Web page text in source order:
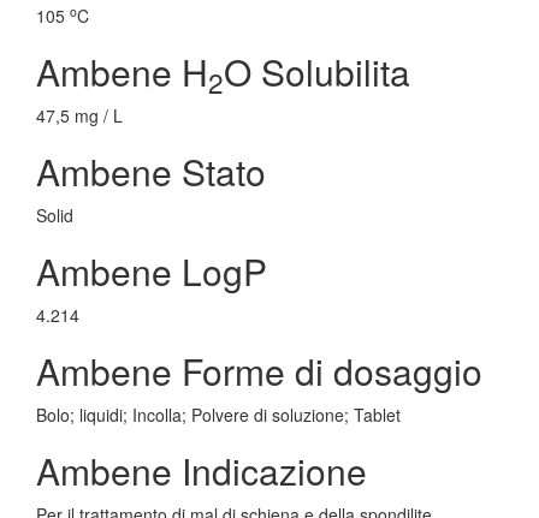
105 oC
Ambene H2O Solubilita
47,5 mg / L
Ambene Stato
Solid
Ambene LogP
4.214
Ambene Forme di dosaggio
Bolo; liquidi; Incolla; Polvere di soluzione; Tablet
Ambene Indicazione